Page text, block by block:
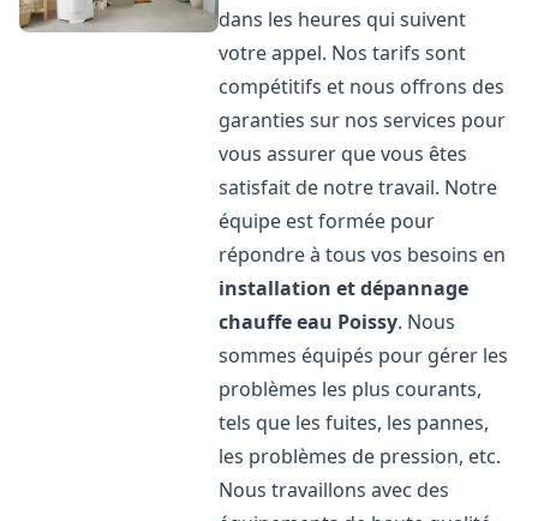
dans les heures qui suivent
votre appel. Nos tarifs sont
compétitifs et nous offrons des
garanties sur nos services pour
vous assurer que vous êtes
satisfait de notre travail. Notre
équipe est formée pour
répondre à tous vos besoins en
installation et dépannage
chauffe eau Poissy. Nous
sommes équipés pour gérer les
problèmes les plus courants,
tels que les fuites, les pannes,
les problèmes de pression, etc.
Nous travaillons avec des